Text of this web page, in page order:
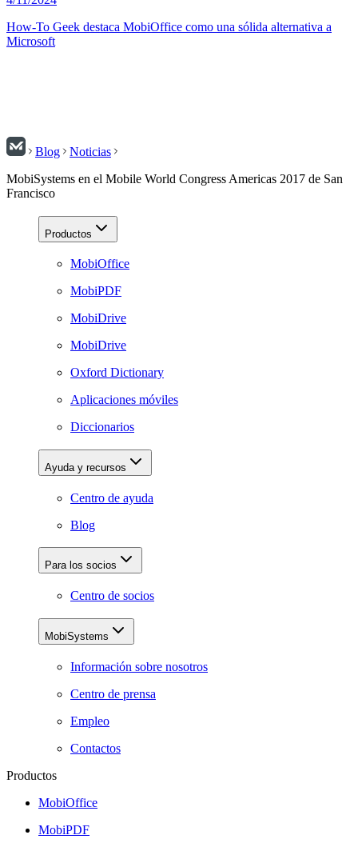
How-To Geek destaca MobiOffice como una sólida alternativa a
Microsoft
Blog
Noticias
MobiSystems en el Mobile World Congress Americas 2017 de San
Francisco
Productos
MobiOffice
MobiPDF
MobiDrive
MobiDrive
Oxford Dictionary
Aplicaciones móviles
Diccionarios
Ayuda y recursos
Centro de ayuda
Blog
Para los socios
Centro de socios
MobiSystems
Información sobre nosotros
Centro de prensa
Empleo
Contactos
Productos
MobiOffice
MobiPDF